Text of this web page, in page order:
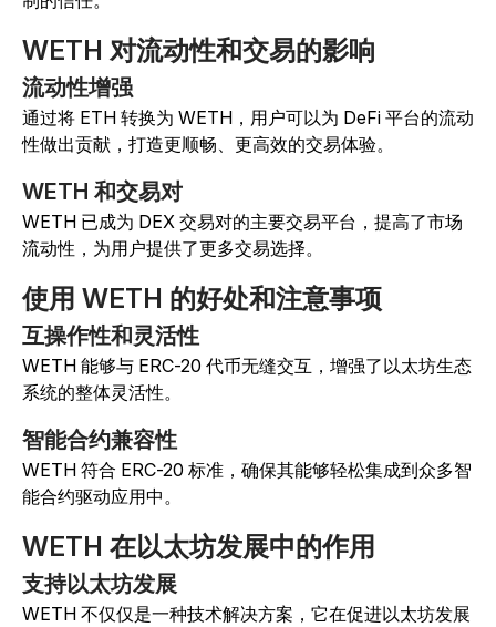
WETH 对流动性和交易的影响
流动性增强
通过将 ETH 转换为 WETH，用户可以为 DeFi 平台的流动
性做出贡献，打造更顺畅、更高效的交易体验。
WETH 和交易对
WETH 已成为 DEX 交易对的主要交易平台，提高了市场
流动性，为用户提供了更多交易选择。
使用 WETH 的好处和注意事项
互操作性和灵活性
WETH 能够与 ERC-20 代币无缝交互，增强了以太坊生态
系统的整体灵活性。
智能合约兼容性
WETH 符合 ERC-20 标准，确保其能够轻松集成到众多智
能合约驱动应用中。
WETH 在以太坊发展中的作用
支持以太坊发展
WETH 不仅仅是一种技术解决方案，它在促进以太坊发展